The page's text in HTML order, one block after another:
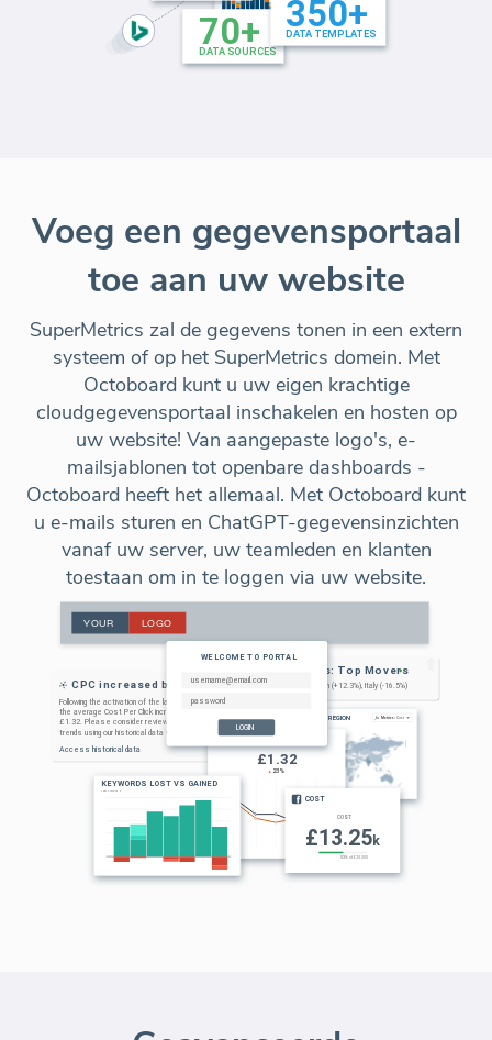
Voeg een gegevensportaal
toe aan uw website
SuperMetrics zal de gegevens tonen in een extern
systeem of op het SuperMetrics domein. Met
Octoboard kunt u uw eigen krachtige
cloudgegevensportaal inschakelen en hosten op
uw website! Van aangepaste logo's, e-
mailsjablonen tot openbare dashboards -
Octoboard heeft het allemaal. Met Octoboard kunt
u e-mails sturen en ChatGPT-gegevensinzichten
vanaf uw server, uw teamleden en klanten
toestaan om in te loggen via uw website.